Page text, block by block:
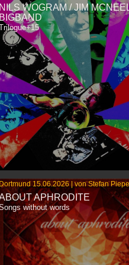
NILS WOGRAM / JIM
ein Mythos der
ins Großorchester wagt –
seinen Atem zu verlieren
15.06.2026 | von Stefan
APHRODITE
without words